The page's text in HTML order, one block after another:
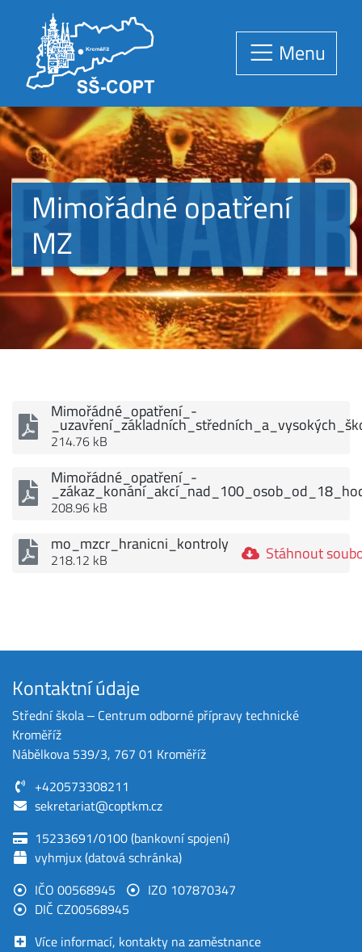
Menu
Mimořádné opatření
MZ
Mimořádné_opatření_-
214.76 kB
Mimořádné_opatření_-
208.96 kB
mo_mzcr_hranicni_kontroly
218.12 kB Stáhnout
Kontaktní údaje
Střední škola ‒ Centrum odborné přípravy technické
Kroměříž
Nábělkova 539/3, 767 01 Kroměříž
+420573308211
sekretariat@coptkm.cz
15233691/0100 (bankovní spojení)
vyhmjux (datová schránka)
IČO 00568945
IZO 107870347
DIČ CZ00568945
Více informací, kontakty na zaměstnance